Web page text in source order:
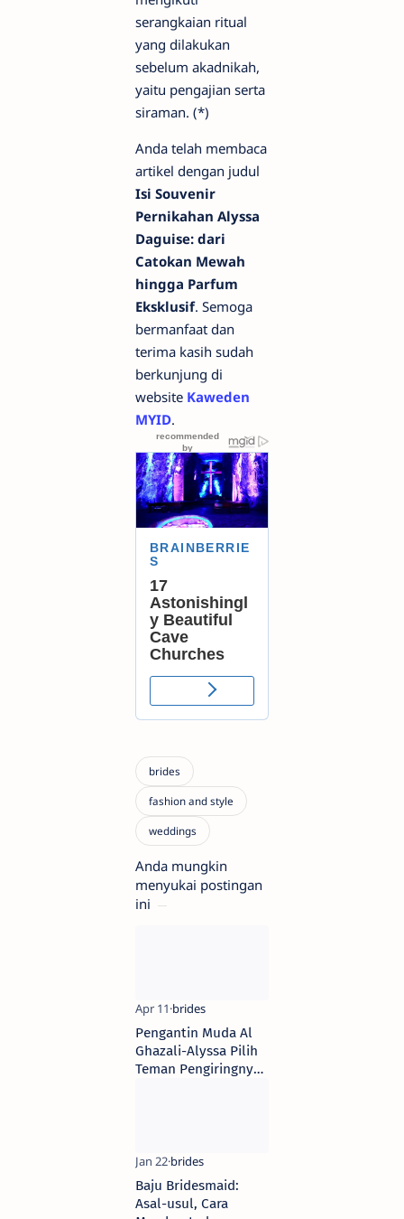
serangkaian ritual
yang dilakukan
sebelum akadnikah,
yaitu pengajian serta
siraman. (*)
Anda telah membaca
artikel dengan judul
Isi Souvenir
Pernikahan Alyssa
Daguise: dari
Catokan Mewah
hingga Parfum
Eksklusif. Semoga
bermanfaat dan
terima kasih sudah
berkunjung di
website Kaweden
MYID.
Anda mungkin
menyukai postingan
ini
Pengantin Muda Al
Ghazali-Alyssa Pilih
Teman Pengiringnya
Baju Bridesmaid:
Asal-usul, Cara